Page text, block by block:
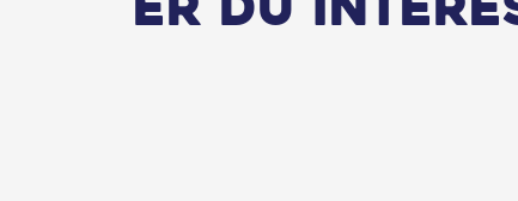
Er du